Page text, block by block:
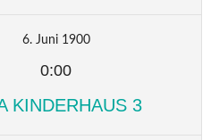
6. Juni 1900
0:00
KINDERHAUS 3